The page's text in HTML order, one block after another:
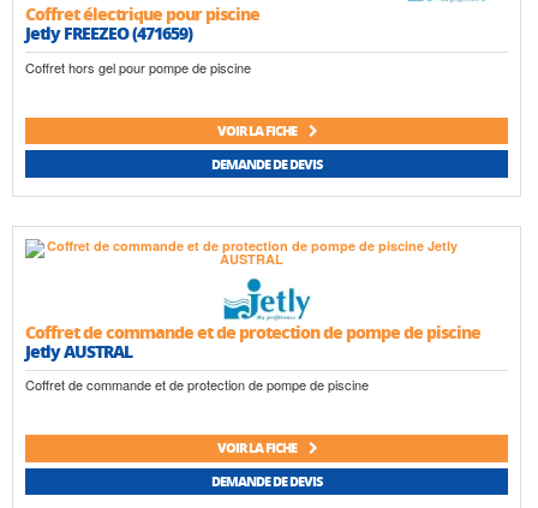
Coffret électrique pour piscine
Jetly FREEZEO (471659)
Coffret hors gel pour pompe de piscine
VOIR LA FICHE
DEMANDE DE DEVIS
Coffret de commande et de protection de pompe de piscine
Jetly AUSTRAL
Coffret de commande et de protection de pompe de piscine
VOIR LA FICHE
DEMANDE DE DEVIS